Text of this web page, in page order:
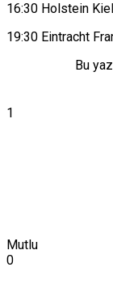
16:30 Holstein
19:30 Eintracht
Bu
1
Mutlu
0